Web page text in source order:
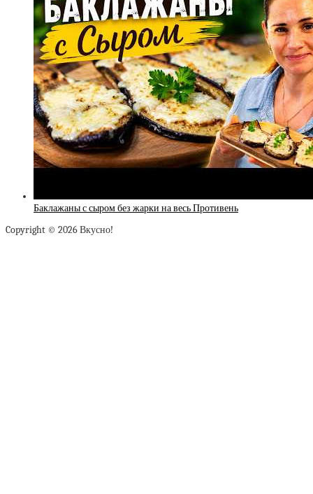
Баклажаны с сыром без жарки на весь Противень
Copyright © 2026 Вкусно!